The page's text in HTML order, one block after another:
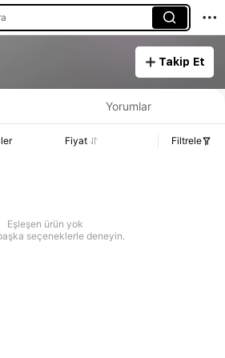
Takip Et
Yorumlar
Fiyat Filtrele
Eşleşen ürün yok
seçeneklerle deneyin.